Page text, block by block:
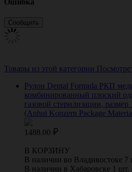
Товары из этой категории
Рулон Dental Formula РКП
комбинированный плоский
газовой стерилизации,
(Anhui Konzern Package
1488.00
В КОРЗИНУ
В наличии во Владивостоке 7
В наличии в Хабаровске 1 шт.